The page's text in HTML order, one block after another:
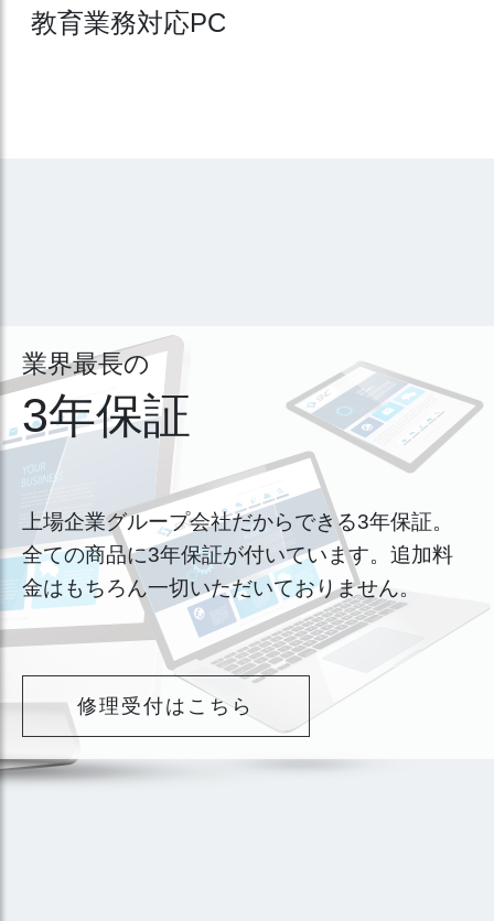
教育業務対応PC
業界最長の
3年保証
上場企業グループ会社だからできる3年保証。
全ての商品に3年保証が付いています。追加料
金はもちろん一切いただいておりません。
修理受付はこちら